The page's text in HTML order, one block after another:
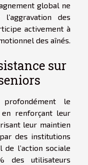
global ne
des
activement à
des aînés.
sur
profondément le
en renforçant leur
leur maintien
des institutions
de l’action sociale
des utilisateurs